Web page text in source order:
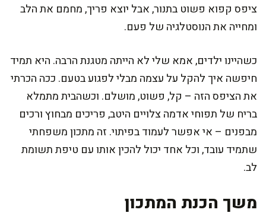
ציפס קפוא פשוט בתנור, אבל יוצא פריך, מחמם את הלב
ומחייה את הנוסטלגיה של פעם.
כשהיינו ילדים, אמא שלי לא הייתה מטגנת הרבה. היא תמיד
חיפשה איך להקל על עצמה מבלי לפגוע בטעם. ככה הכרתי
את הציפס הזה – קל, פשוט, מושלם. וכשהבית מתמלא
בריח של תפוחי אדמה צלויים היטב, פריכים מבחוץ ורכים
מבפנים – אי אפשר לעמוד בפיתוי. זה מתכון משפחתי
שתמיד עובד, וכל אחד יכול להכין אותו עם טיפת תשומת
לב.
משך הכנת המתכון